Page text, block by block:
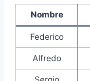
Nombre
Federico
Alfredo